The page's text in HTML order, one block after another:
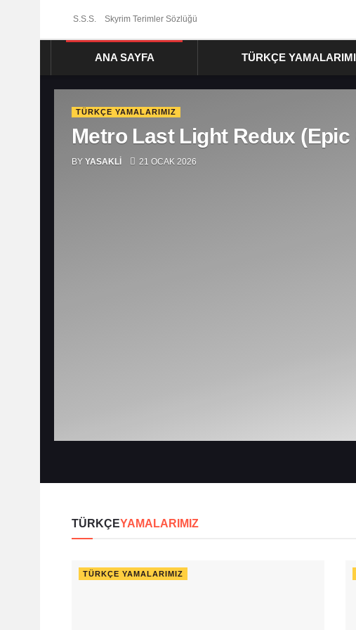
OyunCeviri.net
S.S.S. Skyrim Terimler Sözlüğü
ANA SAYFA TÜRKÇE YAMALARIMIZ
TÜRKÇE YAMALARIMIZ
Metro Last Light Redux (Epic
BYYASAKLI 21 OCAK 2026
TÜRKÇEYAMALARIMIZ
TÜRKÇE YAMALARIMIZ